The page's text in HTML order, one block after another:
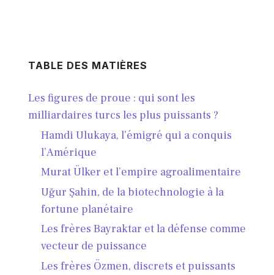
TABLE DES MATIÈRES
Les figures de proue : qui sont les
milliardaires turcs les plus puissants ?
Hamdi Ulukaya, l’émigré qui a conquis
l’Amérique
Murat Ülker et l’empire agroalimentaire
Uğur Şahin, de la biotechnologie à la
fortune planétaire
Les frères Bayraktar et la défense comme
vecteur de puissance
Les frères Özmen, discrets et puissants